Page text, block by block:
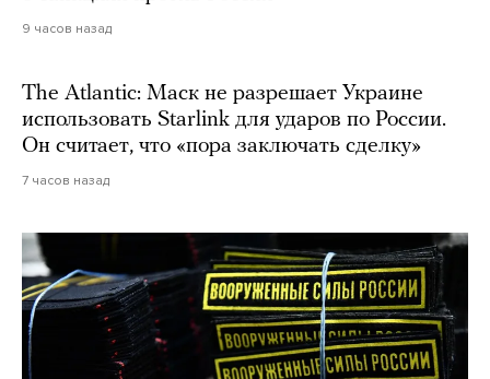
9 часов назад
The Atlantic: Маск не разрешает Украине
использовать Starlink для ударов по России.
Он считает, что «пора заключать сделку»
7 часов назад